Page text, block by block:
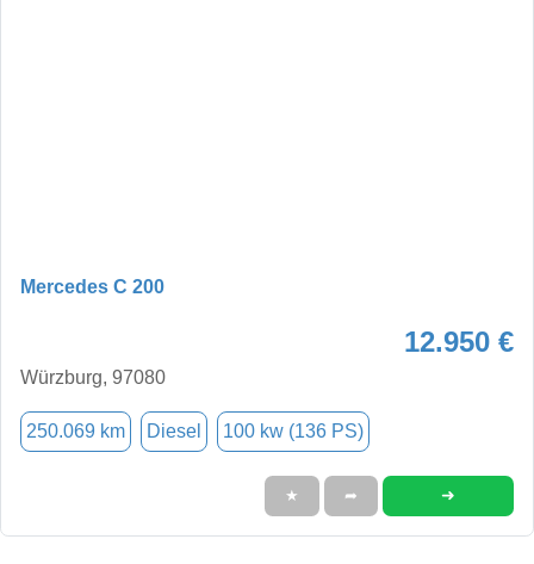
Mercedes C 200
12.950 €
Würzburg, 97080
250.069 km Diesel 100 kw (136 PS)
★ ➦ ➜